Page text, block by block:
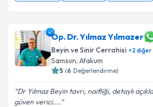
Op. Dr. Yılmaz Yılmazer
Beyin ve Sinir Cerrahisi +2 diğer
Samsun, Atakum
5 (6 Değerlendirme)
Dr Yılmaz Beyin tavrı, naifliği, detaylı
güven verici....